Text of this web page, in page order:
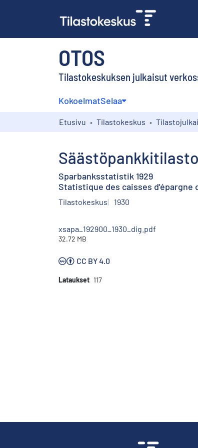
OTOS
Tilastokeskuksen julkaisut
KokoelmatSelaa
Etusivu Tilastokeskus
Säästöpankkitilasto
Sparbanksstatistik 1929
Statistique des caisses d'épargne
Tilastokeskus 1930
xsapa_192900_1930_dig.pdf
32.72 MB
CC BY 4.0
Lataukset 117